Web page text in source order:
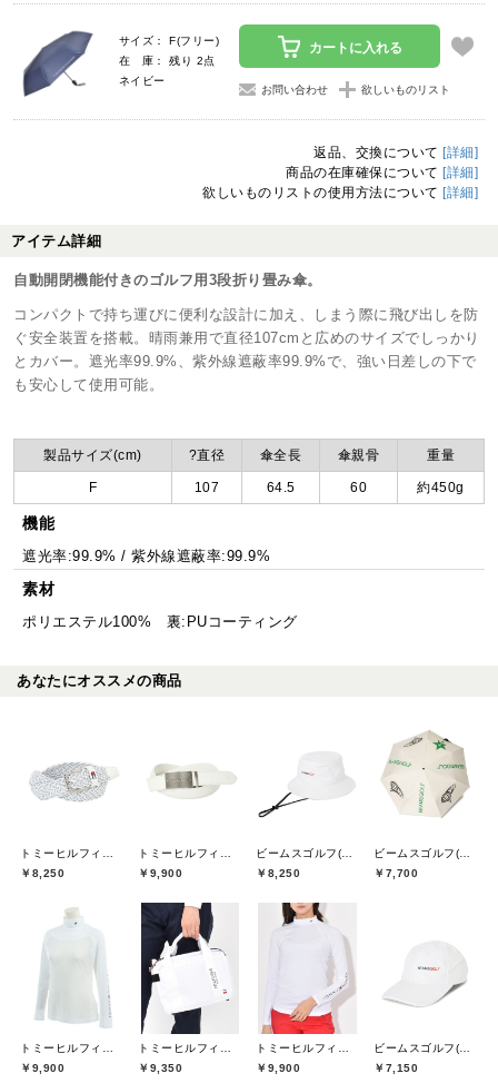
サイズ： F(フリー)
在 庫： 残り 2点
ネイビー
カートに入れる
お問い合わせ 欲しいものリスト
返品、交換について [詳細]
商品の在庫確保について [詳細]
欲しいものリストの使用方法について [詳細]
アイテム詳細
自動開閉機能付きのゴルフ用3段折り畳み傘。
コンパクトで持ち運びに便利な設計に加え、しまう際に飛び出しを防
ぐ安全装置を搭載。晴雨兼用で直径107cmと広めのサイズでしっかり
とカバー。遮光率99.9%、紫外線遮蔽率99.9%で、強い日差しの下で
も安心して使用可能。
製品サイズ(cm) ?直径 傘全長 傘親骨 重量
F 107 64.5 60 約450g
機能
遮光率:99.9% / 紫外線遮蔽率:99.9%
素材
ポリエステル100% 裏:PUコーティング
あなたにオススメの商品
￥8,250
￥9,900
￥8,250
￥7,700
￥9,900
￥9,350
￥9,900
￥7,150